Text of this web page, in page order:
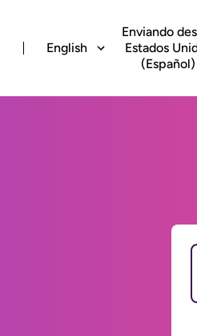
English
Enviando
Estados
(Español)